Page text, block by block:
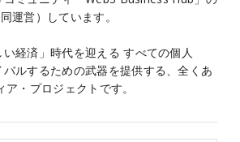
運営）しています。
経済」時代を迎える すべての個人
ルするための武器を提供する、全くあ
・プロジェクトです。